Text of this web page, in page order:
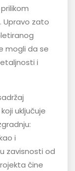
Upravo zato
mogli da se
i
uključuje
i
zavisnosti od
čine